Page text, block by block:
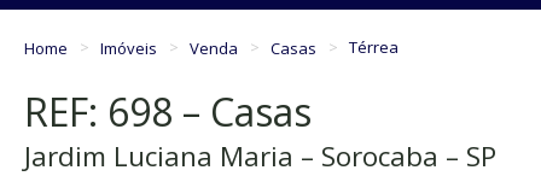
Home Imóveis Venda Casas Térrea
REF: 698 – Casas
Jardim Luciana Maria – Sorocaba – SP